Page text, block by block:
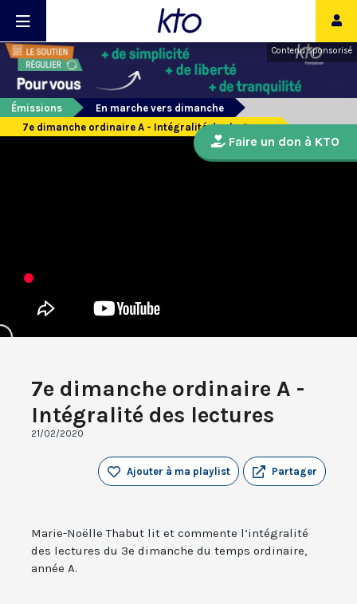
Contenu sponsorisé
Émissions
En marche vers dimanche
7e dimanche ordinaire A - Intégralité des lectures
7e dimanche ordinaire A -
Intégralité des lectures
21/02/2020
Partager
Ajouter à ma playlist
Marie-Noëlle Thabut lit et commente l’intégralité
des lectures du 3e dimanche du temps ordinaire,
année A.
Faire un don à KTO